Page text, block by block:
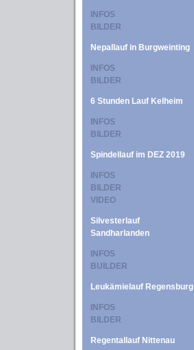
INFOS
BILDER
Nepallauf in Burgweinting
INFOS
BILDER
6 Stunden Lauf Kelheim
INFOS
BILDER
Spindellauf im DEZ 2019
INFOS
BILDER
VIDEO
Silvesterlauf
Sandharlanden
INFOS
BUILDER
Leukämielauf Regensburg
INFOS
BILDER
Regentallauf Nittenau